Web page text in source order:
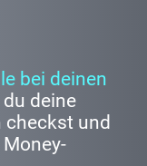
bei deinen
du deine
checkst und